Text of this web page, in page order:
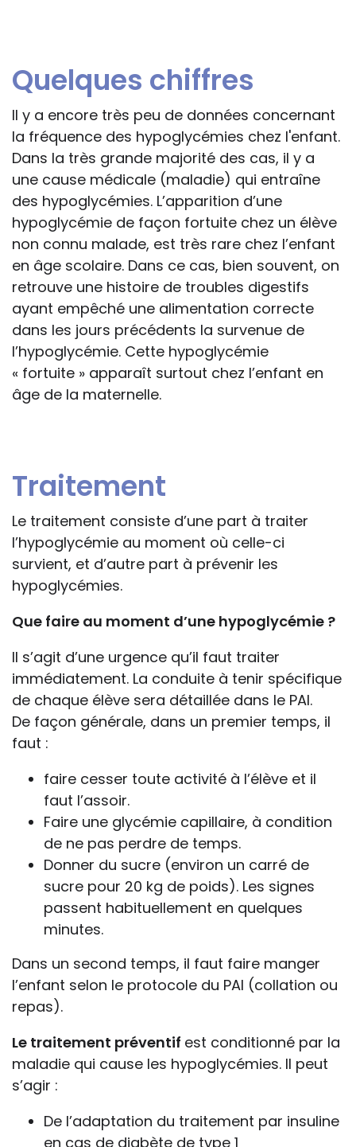
Quelques chiffres
Il y a encore très peu de données concernant
la fréquence des hypoglycémies chez l'enfant.
Dans la très grande majorité des cas, il y a
une cause médicale (maladie) qui entraîne
des hypoglycémies. L’apparition d’une
hypoglycémie de façon fortuite chez un élève
non connu malade, est très rare chez l’enfant
en âge scolaire. Dans ce cas, bien souvent, on
retrouve une histoire de troubles digestifs
ayant empêché une alimentation correcte
dans les jours précédents la survenue de
l’hypoglycémie. Cette hypoglycémie
« fortuite » apparaît surtout chez l’enfant en
âge de la maternelle.
Traitement
Le traitement consiste d’une part à traiter
l’hypoglycémie au moment où celle-ci
survient, et d’autre part à prévenir les
hypoglycémies.
Que faire au moment d’une hypoglycémie ?
Il s’agit d’une urgence qu’il faut traiter
immédiatement. La conduite à tenir spécifique
de chaque élève sera détaillée dans le PAI.
De façon générale, dans un premier temps, il
faut :
faire cesser toute activité à l’élève et il
faut l’assoir.
Faire une glycémie capillaire, à condition
de ne pas perdre de temps.
Donner du sucre (environ un carré de
sucre pour 20 kg de poids). Les signes
passent habituellement en quelques
minutes.
Dans un second temps, il faut faire manger
l’enfant selon le protocole du PAI (collation ou
repas).
Le traitement préventif est conditionné par la
maladie qui cause les hypoglycémies. Il peut
s’agir :
De l’adaptation du traitement par insuline
en cas de diabète de type 1